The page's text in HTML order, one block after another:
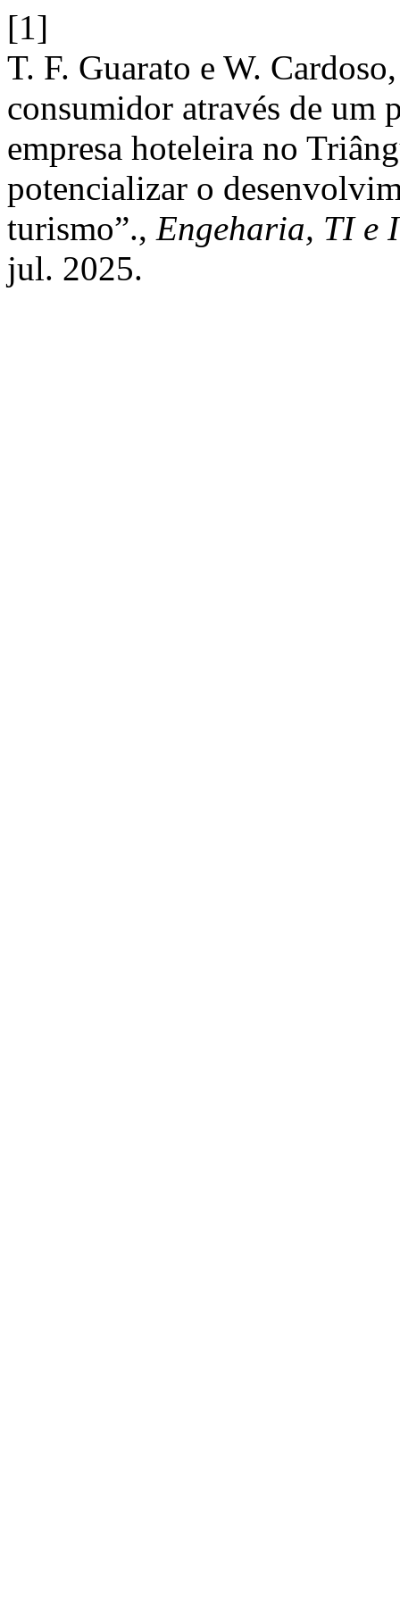
[1]
T. F. Guarato e W.
consumidor através de um
empresa hoteleira no
potencializar o
turismo”., Engeharia, TI e
jul. 2025.